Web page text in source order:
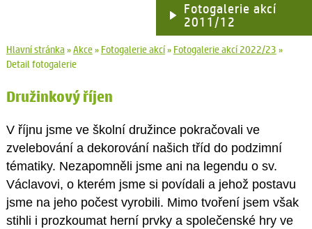
Fotogalerie akcí
2011/12
Hlavní stránka»Akce» Fotogalerie akcí» Fotogalerie akcí 2022/23 »
Detail fotogalerie
Družinkový říjen
V říjnu jsme ve školní družince pokračovali ve
zvelebování a dekorování našich tříd do podzimní
tématiky. Nezapomněli jsme ani na legendu o sv.
Václavovi, o kterém jsme si povídali a jehož postavu
jsme na jeho počest vyrobili. Mimo tvoření jsem však
stihli i prozkoumat herní prvky a společenské hry ve